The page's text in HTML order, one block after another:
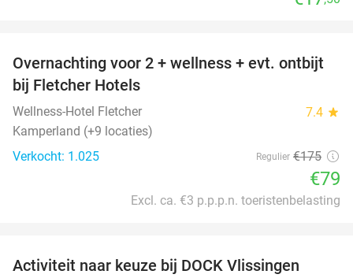
55%
Overnachting voor 2 + wellness + evt. ontbijt
bij Fletcher Hotels
Wellness-Hotel Fletcher 7.4 star
Kamperland (+9 locaties)
Verkocht: 1.025
Regulier €175
€79
Excl. ca. €3 p.p.p.n. toeristenbelasting
Activiteit naar keuze bij DOCK Vlissingen